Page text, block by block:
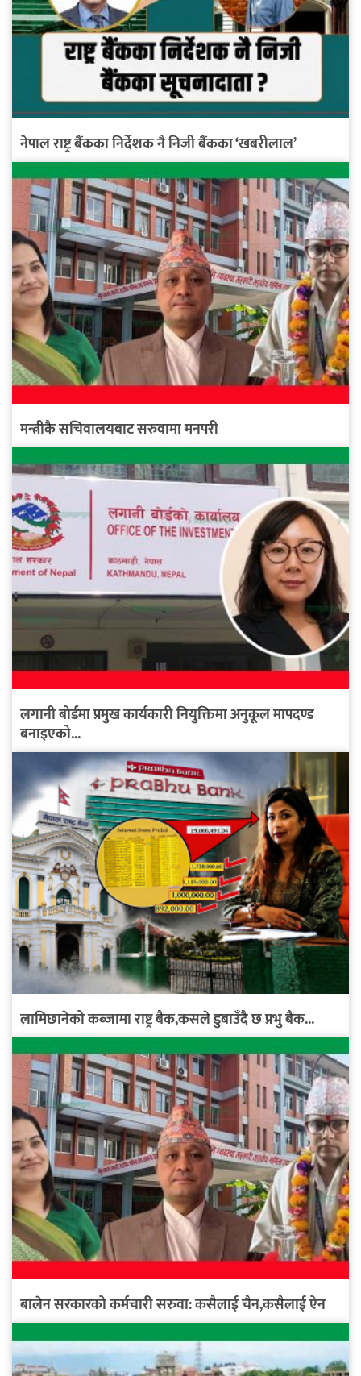
नेपाल राष्ट्र बैंकका निर्देशक नै निजी बैंकका ‘खबरीलाल’
मन्त्रीकै सचिवालयबाट सरुवामा मनपरी
लगानी बोर्डमा प्रमुख कार्यकारी नियुक्तिमा अनुकूल मापदण्ड
बनाइएको...
लामिछानेको कब्जामा राष्ट्र बैंक,कसले डुबाउँदै छ प्रभु बैंक...
बालेन सरकारको कर्मचारी सरुवा: कसैलाई चैन,कसैलाई ऐन